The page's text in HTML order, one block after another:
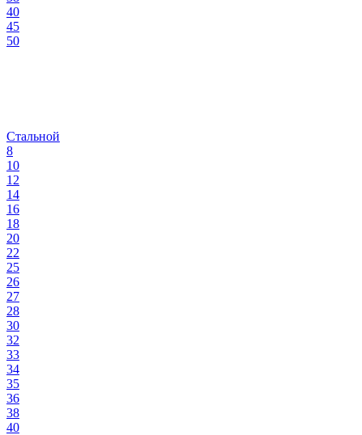
40
45
50
Стальной
8
10
12
14
16
18
20
22
25
26
27
28
30
32
33
34
35
36
38
40